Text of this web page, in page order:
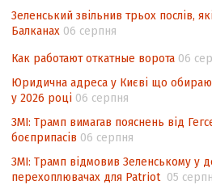
Інформаційна безпека
Контент-аналіз
національних інтересів у
нормативно-правових
Зеленський звільнив трьох послів,
Балканах 06 серпня
Как работают откатные ворота 06
Юридична адреса у Києві що
у 2026 році 06 серпня
ЗМІ: Трамп вимагав пояснень від
боєприпасів 06 серпня
ЗМІ: Трамп відмовив Зеленському у
перехоплювачах для Patriot 05